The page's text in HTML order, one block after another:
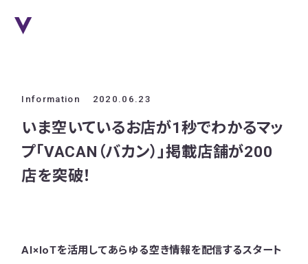
Information 2020.06.23
いま空いているお店が1秒でわかるマッ
プ「VACAN（バカン）」掲載店舗が200
店を突破！
AI×IoTを活用してあらゆる空き情報を配信するスタート